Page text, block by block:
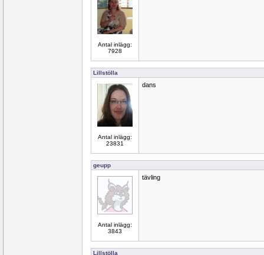
Antal inlägg:
7928
Lillstölla
Antal inlägg:
23831
dans
geupp
Antal inlägg:
3843
tävling
Lillstölla